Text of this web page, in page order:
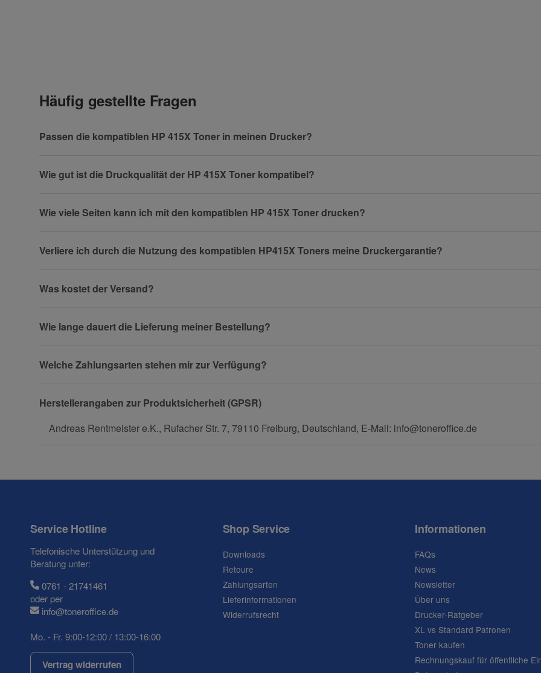
Habe die Lieferung einen Tag Tag nach meiner Bestellung erhalten und den schwarzen Toner sofort gebraucht.
Heike Plank., 25.07.2023
Ihre Frage
(* = Pflichtfelder)
Häufig gestellte Fragen
Passen die kompatiblen HP 415X Toner in meinen Drucker?
Wie gut ist die Druckqualität der HP 415X Toner kompatibel?
Wie viele Seiten kann ich mit den kompatiblen HP 415X Toner drucken?
Verliere ich durch die Nutzung des kompatiblen HP415X Toners meine Druckergarantie?
Was kostet der Versand?
Wie lange dauert die Lieferung meiner Bestellung?
Welche Zahlungsarten stehen mir zur Verfügung?
Herstellerangaben zur Produktsicherheit (GPSR)
Andreas Rentmeister e.K., Rufacher Str. 7, 79110 Freiburg, Deutschland, E-Mail: info@toneroffice.de
Service Hotline
Telefonische Unterstützung und
Beratung unter:
0761 - 21741461
oder per
info@toneroffice.de
Mo. - Fr. 9:00-12:00 / 13:00-16:00
Vertrag widerrufen
Shop Service
Downloads
Retoure
Zahlungsarten
Lieferinformationen
Widerrufsrecht
Informationen
FAQs
News
Newsletter
Über uns
Drucker-Ratgeber
XL vs Standard Patronen
Toner kaufen
Rechnungskauf für öffentliche